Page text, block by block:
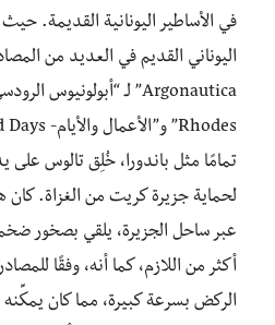
في الأساطير اليونانية القديمة.
اليوناني القديم في العديد من
Rhodes” و”الأعمال والأيام- Works and Days” لهيسيود.
تمامًا مثل باندورا، خُلِق تالوس على
لحماية جزيرة كريت من الغزاة.
عبر ساحل الجزيرة، يلقي بصخور
أكثر من اللازم، كما أنه، وفقًا
الركض بسرعة كبيرة، مما كان